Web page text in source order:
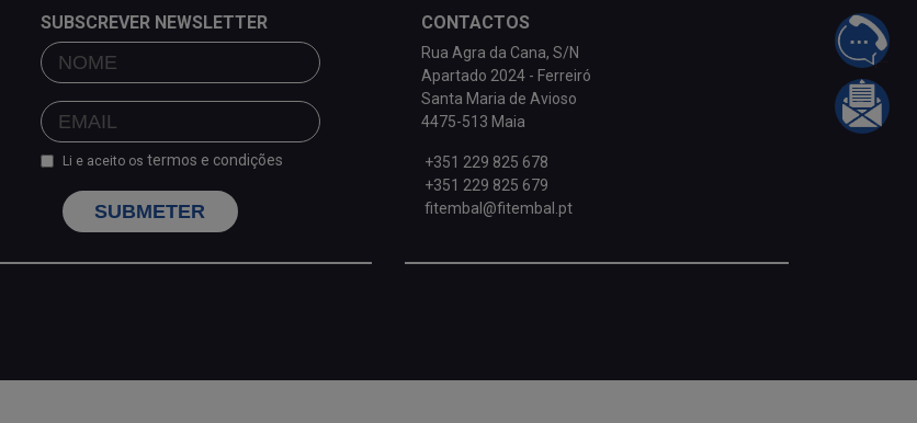
SUBSCREVER NEWSLETTER
Li e aceito os termos e condições
SUBMETER
CONTACTOS
Rua Agra da Cana, S/N
Apartado 2024 - Ferreiró
Santa Maria de Avioso
4475-513 Maia
+351 229 825 678
+351 229 825 679
fitembal@fitembal.pt
FALE